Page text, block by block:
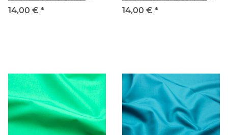
088A
14,00 € *
089
14,00 € *